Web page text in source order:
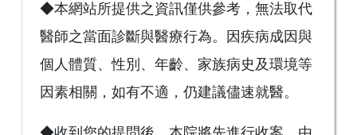
◆本網站所提供之資訊僅供參考，無法取代
醫師之當面診斷與醫療行為。因疾病成因與
個人體質、性別、年齡、家族病史及環境等
因素相關，如有不適，仍建議儘速就醫。